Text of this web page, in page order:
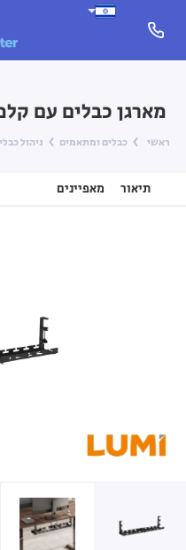
מארגן כבלים עם
ראשי כבלים ומתאמים ניהול
תיאור מאפיינים